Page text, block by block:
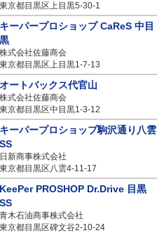
東京都目黒区上目黒5-30-1
キーパープロショップ CaReS 中目
黒
株式会社佐藤商会
東京都目黒区上目黒1-7-13
オートバックス代官山
株式会社佐藤商会
東京都目黒区中目黒1-3-12
キーパープロショップ駒沢通り八雲
SS
日新商事株式会社
東京都目黒区八雲4-11-17
KeePer PROSHOP Dr.Drive 目黒
SS
青木石油商事株式会社
東京都目黒区碑文谷2-10-24